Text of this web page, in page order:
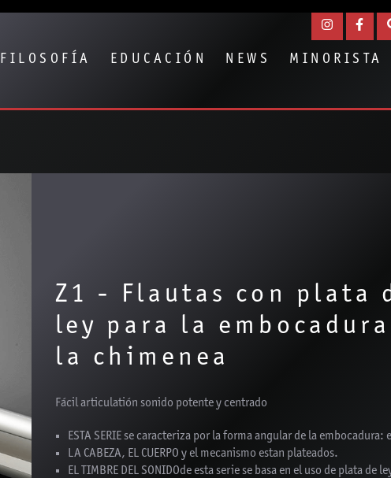
FILOSOFÍA EDUCACIÓN NEWS MINORISTA
Z1 - Flautas con plata
ley para la
la chimenea
Fácil articulatión sonido potente y centrado
ESTA SERIE se caracteriza por la forma angular de la embocadura:
LA CABEZA, EL CUERPO y el mecanismo estan plateados.
EL TIMBRE DEL SONIDOde esta serie se basa en el uso de plata de